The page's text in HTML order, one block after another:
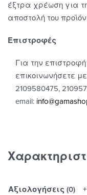
έξτρα χρέωση για
αποστολή του
Επιστροφές
Για την
επικοινωνήσετε
2109580475,
email:
Αξιολογήσεις (0)